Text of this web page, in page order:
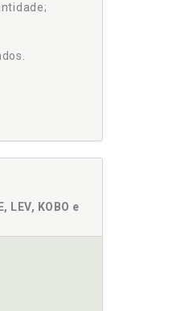
LEV, KOBO e